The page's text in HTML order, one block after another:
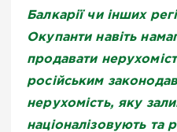
Балкарії чи інших
Окупанти навіть
продавати
російським
нерухомість, яку
націоналізовують та